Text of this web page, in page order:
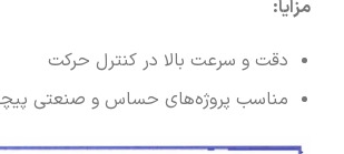
مزایا:
دقت و سرعت بالا در کنترل حرکت
مناسب پروژه‌های حساس و صنعتی